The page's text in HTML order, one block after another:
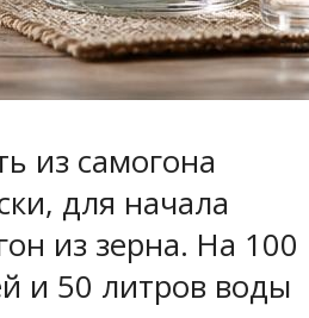
из самогона
для начала
из зерна. На 100
и 50 литров воды